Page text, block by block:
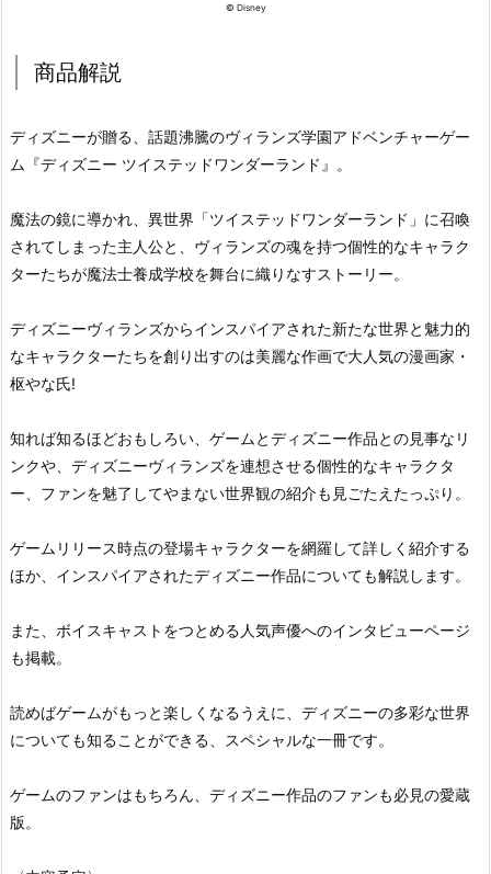
© Disney
商品解説
ディズニーが贈る、話題沸騰のヴィランズ学園アドベンチャーゲー
ム『ディズニー ツイステッドワンダーランド』。
魔法の鏡に導かれ、異世界「ツイステッドワンダーランド」に召喚
されてしまった主人公と、ヴィランズの魂を持つ個性的なキャラク
ターたちが魔法士養成学校を舞台に織りなすストーリー。
ディズニーヴィランズからインスパイアされた新たな世界と魅力的
なキャラクターたちを創り出すのは美麗な作画で大人気の漫画家・
枢やな氏!
知れば知るほどおもしろい、ゲームとディズニー作品との見事なリ
ンクや、ディズニーヴィランズを連想させる個性的なキャラクタ
ー、ファンを魅了してやまない世界観の紹介も見ごたえたっぷり。
ゲームリリース時点の登場キャラクターを網羅して詳しく紹介する
ほか、インスパイアされたディズニー作品についても解説します。
また、ボイスキャストをつとめる人気声優へのインタビューページ
も掲載。
読めばゲームがもっと楽しくなるうえに、ディズニーの多彩な世界
についても知ることができる、スペシャルな一冊です。
ゲームのファンはもちろん、ディズニー作品のファンも必見の愛蔵
版。